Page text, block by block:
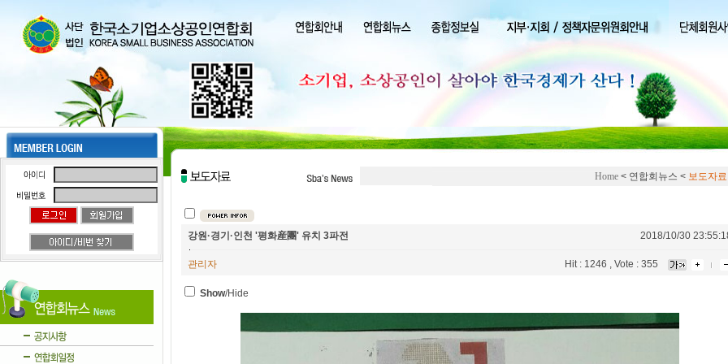
Home < 연합회뉴스 < 보도자료
강원·경기·인천 '평화産團' 유치 3파전 2018/10/30
관리자 Hit : 1246 , Vote : 355
Show/Hide